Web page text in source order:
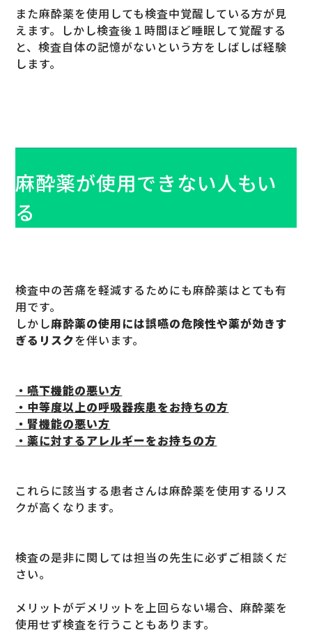
また麻酔薬を使用しても検査中覚醒している方が見
えます。しかし検査後１時間ほど睡眠して覚醒する
と、検査自体の記憶がないという方をしばしば経験
します。
麻酔薬が使用できない人もい
る
検査中の苦痛を軽減するためにも麻酔薬はとても有
用です。
しかし麻酔薬の使用には誤嚥の危険性や薬が効きす
ぎるリスクを伴います。
・嚥下機能の悪い方
・中等度以上の呼吸器疾患をお持ちの方
・腎機能の悪い方
・薬に対するアレルギーをお持ちの方
これらに該当する患者さんは麻酔薬を使用するリス
クが高くなります。
検査の是非に関しては担当の先生に必ずご相談くだ
さい。
メリットがデメリットを上回らない場合、麻酔薬を
使用せず検査を行うこともあります。